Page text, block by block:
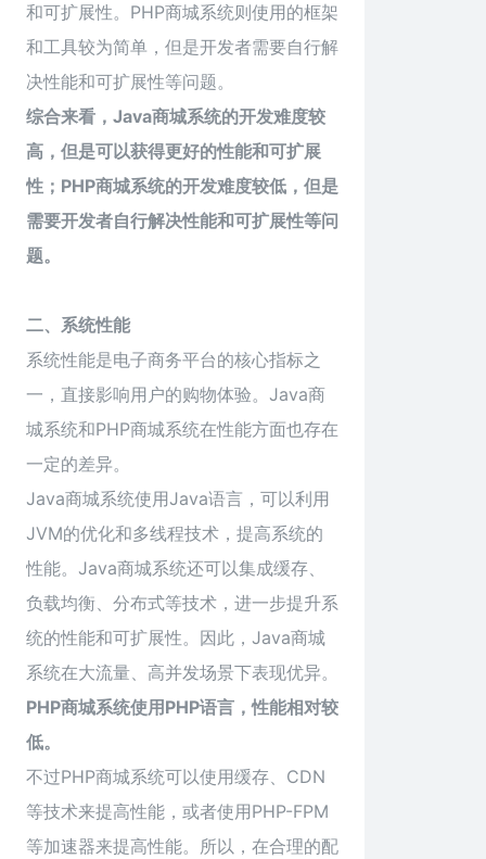
和可扩展性。PHP商城系统则使用的框架
和工具较为简单，但是开发者需要自行解
决性能和可扩展性等问题。
综合来看，Java商城系统的开发难度较
高，但是可以获得更好的性能和可扩展
性；PHP商城系统的开发难度较低，但是
需要开发者自行解决性能和可扩展性等问
题。
二、系统性能
系统性能是电子商务平台的核心指标之
一，直接影响用户的购物体验。Java商
城系统和PHP商城系统在性能方面也存在
一定的差异。
Java商城系统使用Java语言，可以利用
JVM的优化和多线程技术，提高系统的
性能。Java商城系统还可以集成缓存、
负载均衡、分布式等技术，进一步提升系
统的性能和可扩展性。因此，Java商城
系统在大流量、高并发场景下表现优异。
PHP商城系统使用PHP语言，性能相对较
低。
不过PHP商城系统可以使用缓存、CDN
等技术来提高性能，或者使用PHP-FPM
等加速器来提高性能。所以，在合理的配